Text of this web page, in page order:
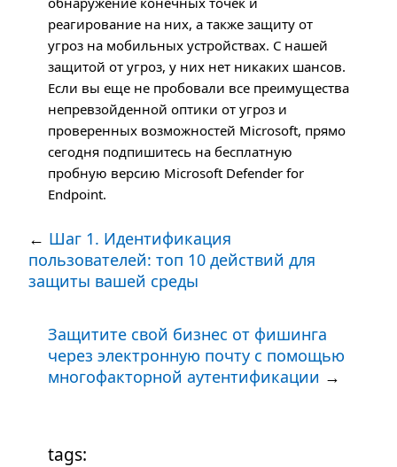
реагирование на них, а также защиту от
угроз на мобильных устройствах. С нашей
защитой от угроз, у них нет никаких шансов.
Если вы еще не пробовали все преимущества
непревзойденной оптики от угроз и
проверенных возможностей Microsoft, прямо
сегодня подпишитесь на бесплатную
пробную версию Microsoft Defender for
Endpoint.
← Шаг 1. Идентификация
пользователей: топ 10 действий для
защиты вашей среды
Защитите свой бизнес от фишинга
через электронную почту с помощью
многофакторной аутентификации →
tags: